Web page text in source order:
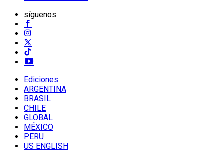
síguenos
Ediciones
ARGENTINA
BRASIL
CHILE
GLOBAL
MÉXICO
PERU
US ENGLISH